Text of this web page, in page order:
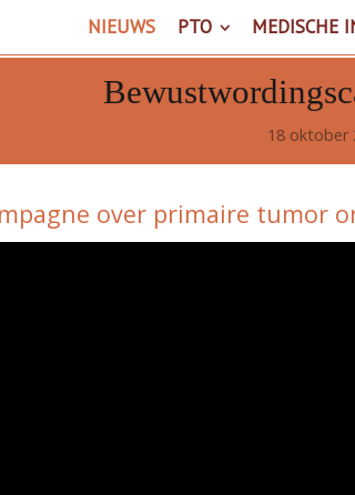
NIEUWS PTO MEDISCHE
18 oktober
over primaire tumor